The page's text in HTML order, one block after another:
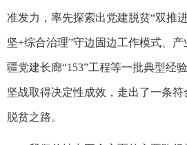
准发力，率先探索出党建脱贫“双推
坚+综合治理”守边固边工作模式、产
疆党建长廊“153”工程等一批典型经
坚战取得决定性成效，走出了一条
脱贫之路。